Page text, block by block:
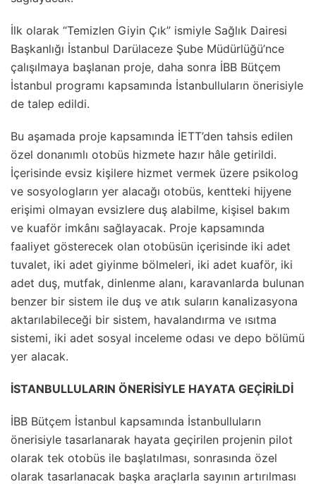
İlk olarak “Temizlen Giyin Çık” ismiyle Sağlık Dairesi
Başkanlığı İstanbul Darülaceze Şube Müdürlüğü’nce
çalışılmaya başlanan proje, daha sonra İBB Bütçem
İstanbul programı kapsamında İstanbulluların önerisiyle
de talep edildi.
Bu aşamada proje kapsamında İETT’den tahsis edilen
özel donanımlı otobüs hizmete hazır hâle getirildi.
İçerisinde evsiz kişilere hizmet vermek üzere psikolog
ve sosyologların yer alacağı otobüs, kentteki hijyene
erişimi olmayan evsizlere duş alabilme, kişisel bakım
ve kuaför imkânı sağlayacak. Proje kapsamında
faaliyet gösterecek olan otobüsün içerisinde iki adet
tuvalet, iki adet giyinme bölmeleri, iki adet kuaför, iki
adet duş, mutfak, dinlenme alanı, karavanlarda bulunan
benzer bir sistem ile duş ve atık suların kanalizasyona
aktarılabileceği bir sistem, havalandırma ve ısıtma
sistemi, iki adet sosyal inceleme odası ve depo bölümü
yer alacak.
İSTANBULLULARIN ÖNERİSİYLE HAYATA GEÇİRİLDİ
İBB Bütçem İstanbul kapsamında İstanbulluların
önerisiyle tasarlanarak hayata geçirilen projenin pilot
olarak tek otobüs ile başlatılması, sonrasında özel
olarak tasarlanacak başka araçlarla sayının artırılması